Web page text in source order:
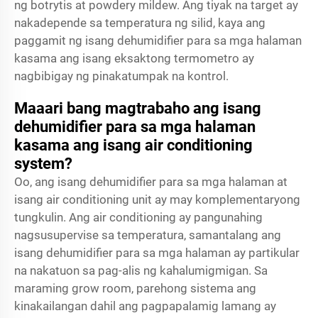
ng botrytis at powdery mildew. Ang tiyak na target ay
nakadepende sa temperatura ng silid, kaya ang
paggamit ng isang dehumidifier para sa mga halaman
kasama ang isang eksaktong termometro ay
nagbibigay ng pinakatumpak na kontrol.
Maaari bang magtrabaho ang isang
dehumidifier para sa mga halaman
kasama ang isang air conditioning
system?
Oo, ang isang dehumidifier para sa mga halaman at
isang air conditioning unit ay may komplementaryong
tungkulin. Ang air conditioning ay pangunahing
nagsusupervise sa temperatura, samantalang ang
isang dehumidifier para sa mga halaman ay partikular
na nakatuon sa pag-alis ng kahalumigmigan. Sa
maraming grow room, parehong sistema ang
kinakailangan dahil ang pagpapalamig lamang ay